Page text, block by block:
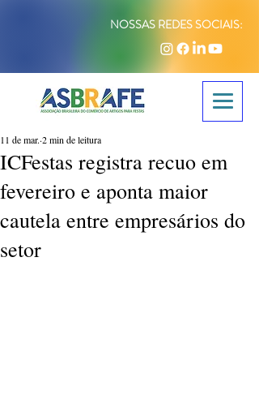
NOSSAS REDES SOCIAIS:
ICFestas registra recuo em
fevereiro e aponta maior
cautela entre empresários do
setor
11 de mar. 2 min de leitura